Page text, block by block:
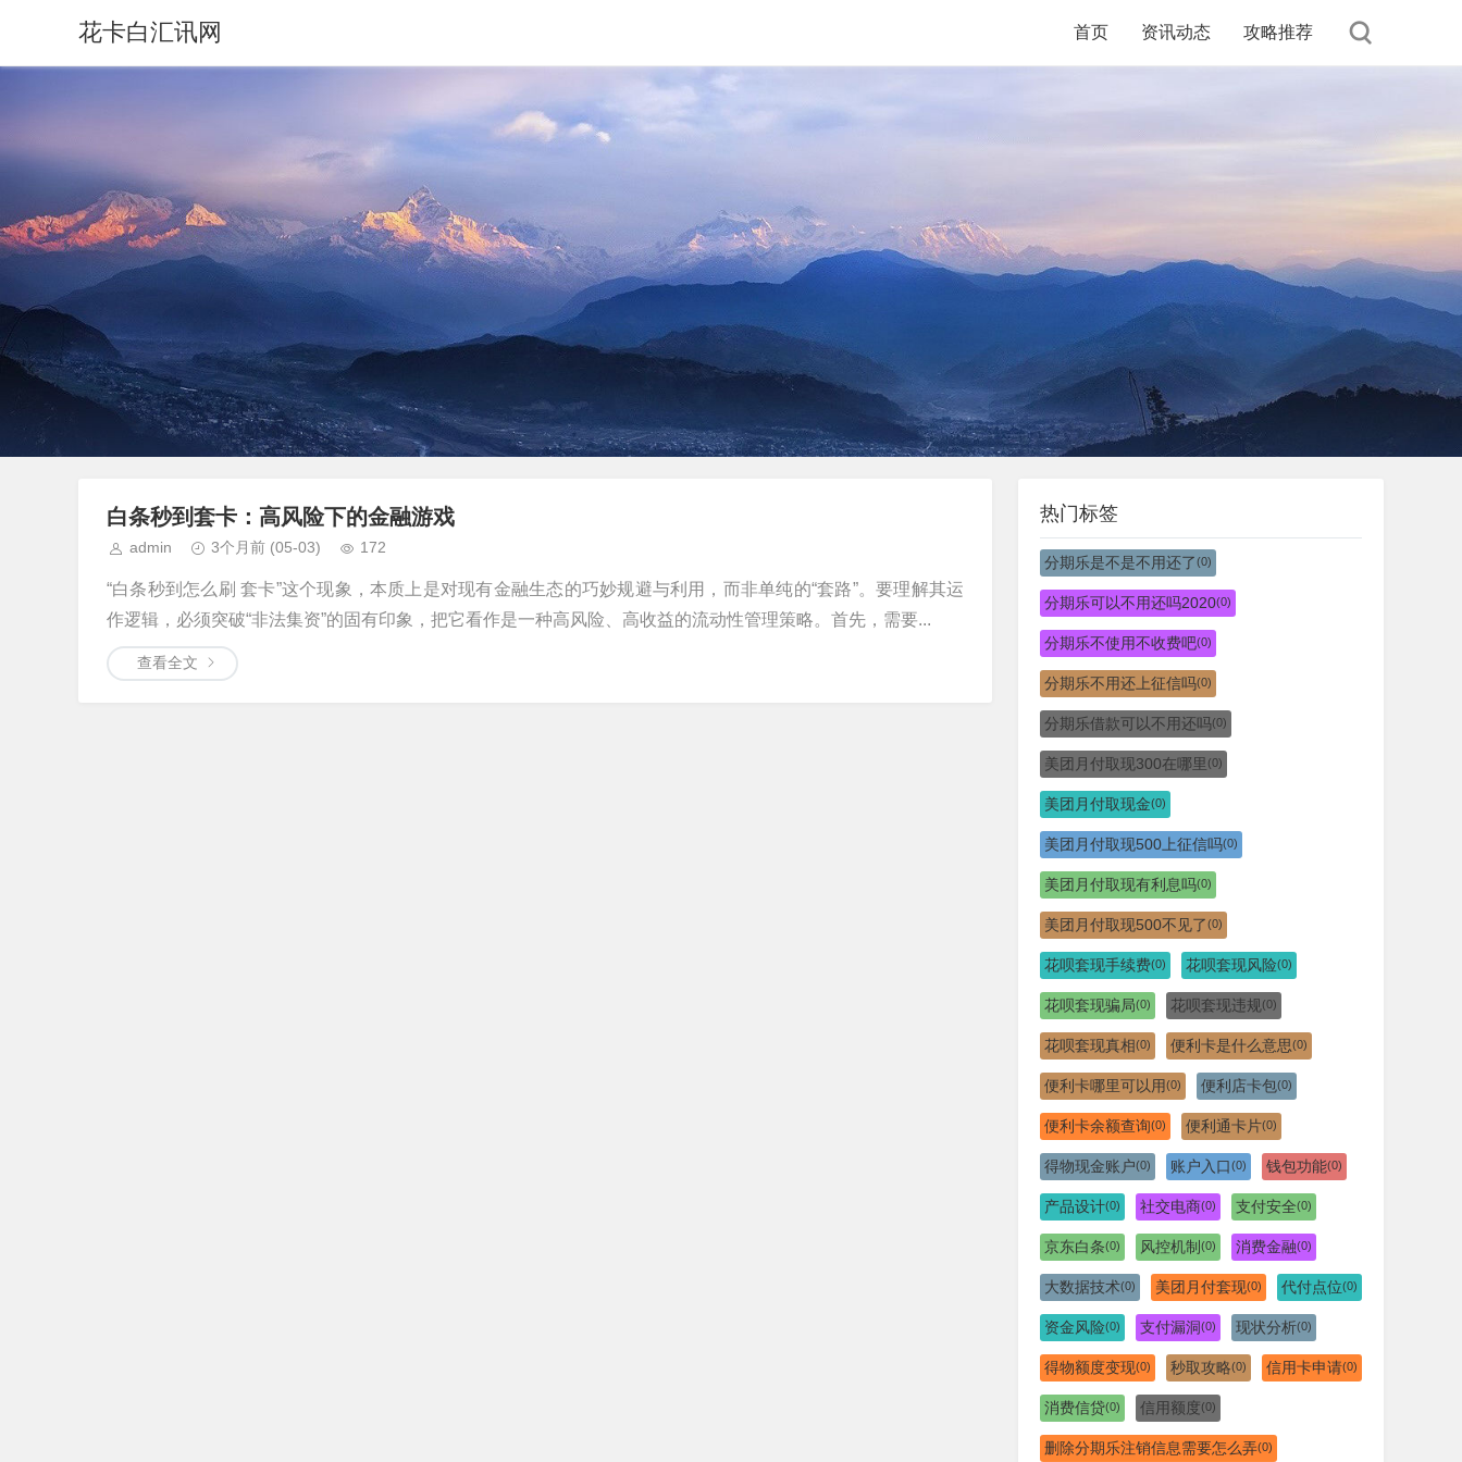
花卡白汇讯网 首页 资讯动态 攻略推荐
白条秒到套卡：高风险下的金融游戏
admin 3个月前 (05-03) 172
“白条秒到怎么刷 套卡”这个现象，本质上是对现有金融生态的巧妙规避与利用，而非单纯的“套路”。要理解其运
作逻辑，必须突破“非法集资”的固有印象，把它看作是一种高风险、高收益的流动性管理策略。首先，需要...
查看全文
热门标签
分期乐是不是不用还了(0)
分期乐可以不用还吗2020(0)
分期乐不使用不收费吧(0)
分期乐不用还上征信吗(0)
分期乐借款可以不用还吗(0)
美团月付取现300在哪里 (0)
美团月付取现金(0)
美团月付取现500上征信吗(0)
美团月付取现有利息吗(0)
美团月付取现500不见了(0)
花呗套现手续费(0) 花呗套现风险(0)
花呗套现骗局(0) 花呗套现违规(0)
花呗套现真相(0) 便利卡是什么意思(0)
便利卡哪里可以用(0) 便利店卡包(0)
便利卡余额查询(0) 便利通卡片(0)
得物现金账户(0) 账户入口(0) 钱包功能(0)
产品设计(0) 社交电商(0) 支付安全(0)
京东白条(0) 风控机制 (0) 消费金融(0)
大数据技术(0) 美团月付套现(0) 代付点位(0)
资金风险(0) 支付漏洞(0) 现状分析(0)
得物额度变现(0) 秒取攻略(0) 信用卡申请(0)
消费信贷(0) 信用额度(0)
删除分期乐注销信息需要怎么弄(0)